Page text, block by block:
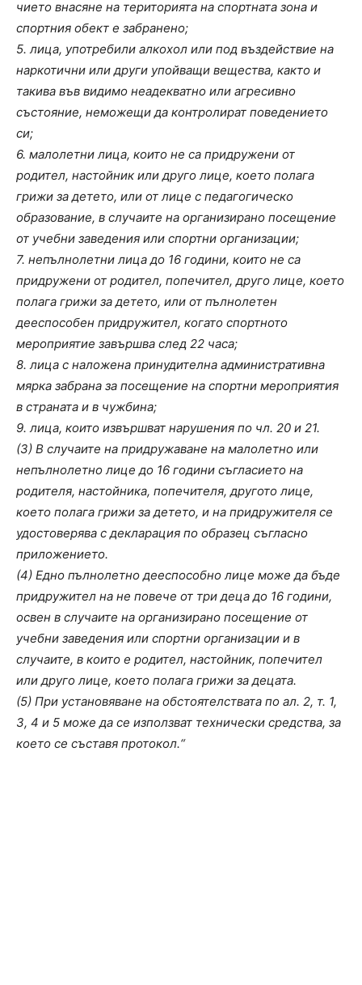
чието внасяне на територията на спортната зона и
спортния обект е забранено;
5. лица, употребили алкохол или под въздействие на
наркотични или други упойващи вещества, както и
такива във видимо неадекватно или агресивно
състояние, неможещи да контролират поведението
си;
6. малолетни лица, които не са придружени от
родител, настойник или друго лице, което полага
грижи за детето, или от лице с педагогическо
образование, в случаите на организирано посещение
от учебни заведения или спортни организации;
7. непълнолетни лица до 16 години, които не са
придружени от родител, попечител, друго лице, което
полага грижи за детето, или от пълнолетен
дееспособен придружител, когато спортното
мероприятие завършва след 22 часа;
8. лица с наложена принудителна административна
мярка забрана за посещение на спортни мероприятия
в страната и в чужбина;
9. лица, които извършват нарушения по чл. 20 и 21.
(3) В случаите на придружаване на малолетно или
непълнолетно лице до 16 години съгласието на
родителя, настойника, попечителя, другото лице,
което полага грижи за детето, и на придружителя се
удостоверява с декларация по образец съгласно
приложението.
(4) Едно пълнолетно дееспособно лице може да бъде
придружител на не повече от три деца до 16 години,
освен в случаите на организирано посещение от
учебни заведения или спортни организации и в
случаите, в които е родител, настойник, попечител
или друго лице, което полага грижи за децата.
(5) При установяване на обстоятелствата по ал. 2, т. 1,
3, 4 и 5 може да се използват технически средства, за
което се съставя протокол.“